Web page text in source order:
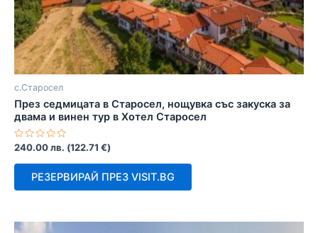
с.Старосел
През седмицата в Старосел, нощувка със закуска за
двама и винен тур в Хотел Старосел
Оценено
0
240.00лв. (122.71 €)
РЕЗЕРВИРАЙ ПРЕЗ VISIT.BG